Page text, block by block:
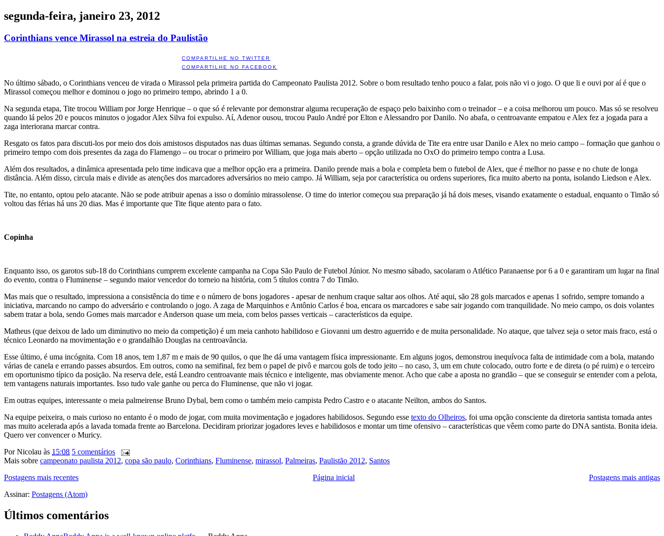
segunda-feira, janeiro 23, 2012
Corinthians vence Mirassol na estreia do Paulistão
COMPARTILHE NO TWITTER
COMPARTILHE NO FACEBOOK
No último sábado, o Corinthians venceu de virada o Mirassol pela primeira partida do Campeonato Paulista 2012. Sobre o bom resultado tenho pouco a falar, pois não vi o jogo. O que li e ouvi por aí é que o
Mirassol começou melhor e dominou o jogo no primeiro tempo, abrindo 1 a 0.
Na segunda etapa, Tite trocou William por Jorge Henrique – o que só é relevante por demonstrar alguma recuperação de espaço pelo baixinho com o treinador – e a coisa melhorou um pouco. Mas só se resolveu
quando lá pelos 20 e poucos minutos o jogador Alex Silva foi expulso. Aí, Adenor ousou, trocou Paulo André por Elton e Alessandro por Danilo. No abafa, o centroavante empatou e Alex fez a jogada para a
zaga interiorana marcar contra.
Resgato os fatos para discuti-los por meio dos dois amistosos disputados nas duas últimas semanas. Segundo consta, a grande dúvida de Tite era entre usar Danilo e Alex no meio campo – formação que ganhou o
primeiro tempo com dois presentes da zaga do Flamengo – ou trocar o primeiro por William, que joga mais aberto – opção utilizada no OxO do primeiro tempo contra a Lusa.
Além dos resultados, a dinâmica apresentada pelo time indicava que a melhor opção era a primeira. Danilo prende mais a bola e completa bem o futebol de Alex, que é melhor no passe e no chute de longa
distância. Além disso, circula mais e divide as atenções dos marcadores adversários no meio campo. Já William, seja por característica ou ordens superiores, fica muito aberto na ponta, isolando Liedson e Alex.
Tite, no entanto, optou pelo atacante. Não se pode atribuir apenas a isso o domínio mirassolense. O time do interior começou sua preparação já há dois meses, visando exatamente o estadual, enquanto o Timão só
voltou das férias há uns 20 dias. Mas é importante que Tite fique atento para o fato.
Copinha
Enquanto isso, os garotos sub-18 do Corinthians cumprem excelente campanha na Copa São Paulo de Futebol Júnior. No mesmo sábado, sacolaram o Atlético Paranaense por 6 a 0 e garantiram um lugar na final
do evento, contra o Fluminense – segundo maior vencedor do torneio na história, com 5 títulos contra 7 do Timão.
Mas mais que o resultado, impressiona a consistência do time e o número de bons jogadores - apesar de nenhum craque saltar aos olhos. Até aqui, são 28 gols marcados e apenas 1 sofrido, sempre tomando a
iniciativa, marcando no campo do adversário e controlando o jogo. A zaga de Marquinhos e Antônio Carlos é boa, encara os marcadores e sabe sair jogando com tranquilidade. No meio campo, os dois volantes
sabem tratar a bola, sendo Gomes mais marcador e Anderson quase um meia, com belos passes verticais – característicos da equipe.
Matheus (que deixou de lado um diminutivo no meio da competição) é um meia canhoto habilidoso e Giovanni um destro aguerrido e de muita personalidade. No ataque, que talvez seja o setor mais fraco, está o
técnico Leonardo na movimentação e o grandalhão Douglas na centroavância.
Esse último, é uma incógnita. Com 18 anos, tem 1,87 m e mais de 90 quilos, o que lhe dá uma vantagem física impressionante. Em alguns jogos, demonstrou inequívoca falta de intimidade com a bola, matando
várias de canela e errando passes absurdos. Em outros, como na semifinal, fez bem o papel de pivô e marcou gols de todo jeito – no caso, 3, um em chute colocado, outro forte e de direta (o pé ruim) e o terceiro
em oportunismo típico da posição. Na reserva dele, está Leandro centroavante mais técnico e inteligente, mas obviamente menor. Acho que cabe a aposta no grandão – que se conseguir se entender com a pelota,
tem vantagens naturais importantes. Isso tudo vale ganhe ou perca do Fluminense, que não vi jogar.
Em outras equipes, interessante o meia palmeirense Bruno Dybal, bem como o também meio campista Pedro Castro e o atacante Neilton, ambos do Santos.
Na equipe peixeira, o mais curioso no entanto é o modo de jogar, com muita movimentação e jogadores habilidosos. Segundo esse texto do Olheiros, foi uma opção consciente da diretoria santista tomada antes
mas muito acelerada após a lavada tomada frente ao Barcelona. Decidiram priorizar jogadores leves e habilidosos e montar um time ofensivo – características que vêem como parte do DNA santista. Bonita ideia.
Quero ver convencer o Muricy.
PorNicolau às 15:08 5 comentários
Mais sobre campeonato paulista 2012, copa são paulo, Corinthians, Fluminense, mirassol, Palmeiras, Paulistão 2012, Santos
Postagens mais recentes
Postagens mais antigas
Página inicial
Assinar: Postagens (Atom)
Últimos comentários